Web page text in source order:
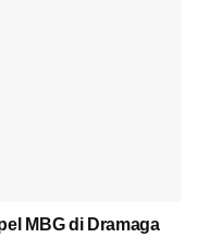
MBG di Dramaga